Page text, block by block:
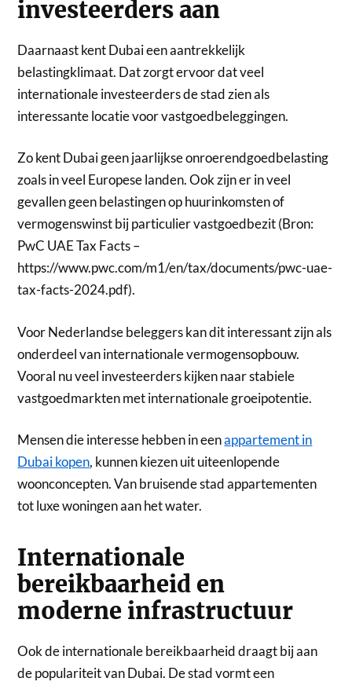
investeerders aan
Daarnaast kent Dubai een aantrekkelijk
belastingklimaat. Dat zorgt ervoor dat veel
internationale investeerders de stad zien als
interessante locatie voor vastgoedbeleggingen.
Zo kent Dubai geen jaarlijkse onroerendgoedbelasting
zoals in veel Europese landen. Ook zijn er in veel
gevallen geen belastingen op huurinkomsten of
vermogenswinst bij particulier vastgoedbezit (Bron:
PwC UAE Tax Facts –
https://www.pwc.com/m1/en/tax/documents/pwc-uae-
tax-facts-2024.pdf).
Voor Nederlandse beleggers kan dit interessant zijn als
onderdeel van internationale vermogensopbouw.
Vooral nu veel investeerders kijken naar stabiele
vastgoedmarkten met internationale groeipotentie.
Mensen die interesse hebben in eenappartement in
Dubai kopen, kunnen kiezen uit uiteenlopende
woonconcepten. Van bruisende stad appartementen
tot luxe woningen aan het water.
Internationale
bereikbaarheid en
moderne infrastructuur
Ook de internationale bereikbaarheid draagt bij aan
de populariteit van Dubai. De stad vormt een